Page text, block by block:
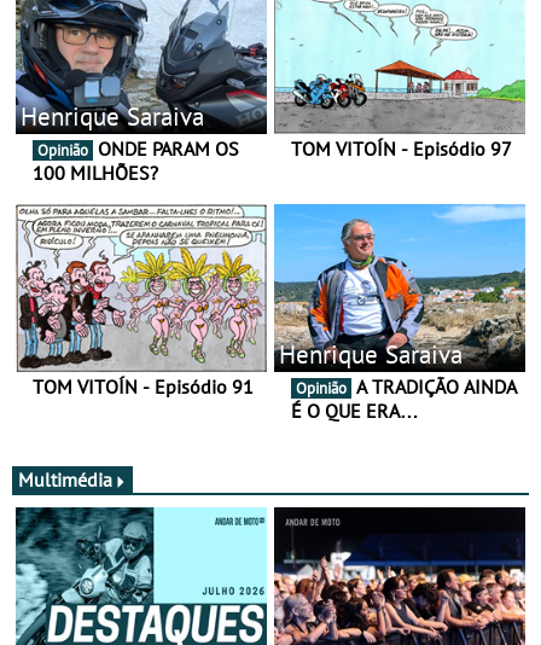
Henrique Saraiva
Opinião
100 MILHÕES?
TOM VITOÍN - Episódio 97
TOM VITOÍN - Episódio 91
Henrique Saraiva
Opinião
É O QUE ERA…
Multimédia